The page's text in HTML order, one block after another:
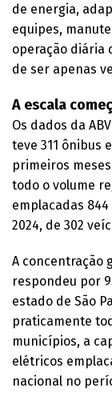
de energia,
equipes,
operação diária
de ser apenas
A escala
Os dados da
teve 311 ônibus
primeiros
todo o volume
emplacadas
2024, de 302
A concentração
respondeu por
estado de São
praticamente
municípios, a
elétricos
nacional no